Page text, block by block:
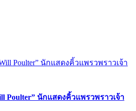
Poulter” นักแสดงคิ้วแพรวพราวเจ้า